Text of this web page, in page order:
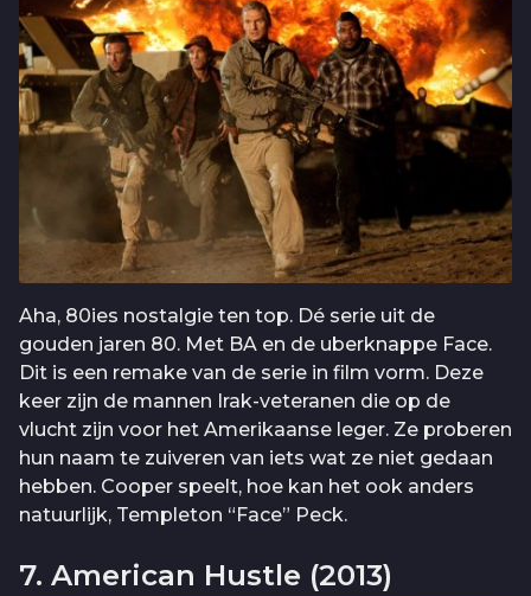
Aha, 80ies nostalgie ten top. Dé serie uit de
gouden jaren 80. Met BA en de uberknappe Face.
Dit is een remake van de serie in film vorm. Deze
keer zijn de mannen Irak-veteranen die op de
vlucht zijn voor het Amerikaanse leger. Ze proberen
hun naam te zuiveren van iets wat ze niet gedaan
hebben. Cooper speelt, hoe kan het ook anders
natuurlijk, Templeton “Face” Peck.
7. American Hustle (2013)